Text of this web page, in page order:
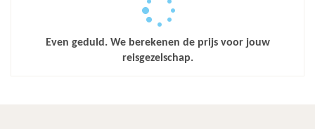
Even geduld. We berekenen de prijs voor jouw
reisgezelschap.